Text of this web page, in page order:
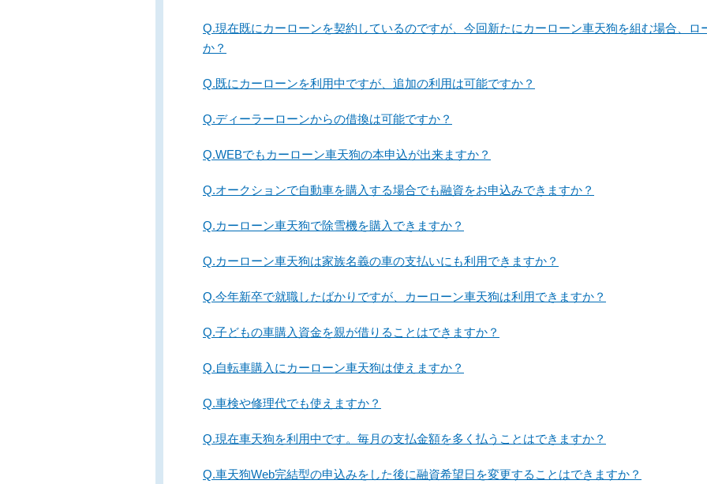
Q.現在既にカーローンを契約しているのですが、今回新たにカーローン車天狗を組む場合、ロ
か？
Q.既にカーローンを利用中ですが、追加の利用は可能ですか？
Q.ディーラーローンからの借換は可能ですか？
Q.WEBでもカーローン車天狗の本申込が出来ますか？
Q.オークションで自動車を購入する場合でも融資をお申込みできますか？
Q.カーローン車天狗で除雪機を購入できますか？
Q.カーローン車天狗は家族名義の車の支払いにも利用できますか？
Q.今年新卒で就職したばかりですが、カーローン車天狗は利用できますか？
Q.子どもの車購入資金を親が借りることはできますか？
Q.自転車購入にカーローン車天狗は使えますか？
Q.車検や修理代でも使えますか？
Q.現在車天狗を利用中です。毎月の支払金額を多く払うことはできますか？
Q.車天狗Web完結型の申込みをした後に融資希望日を変更することはできますか？